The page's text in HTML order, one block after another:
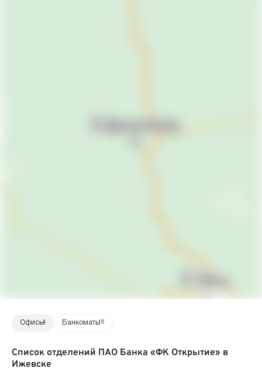
Офисы4 Банкоматы16
Список отделений ПАО Банка «ФК Открытие» в
Ижевске